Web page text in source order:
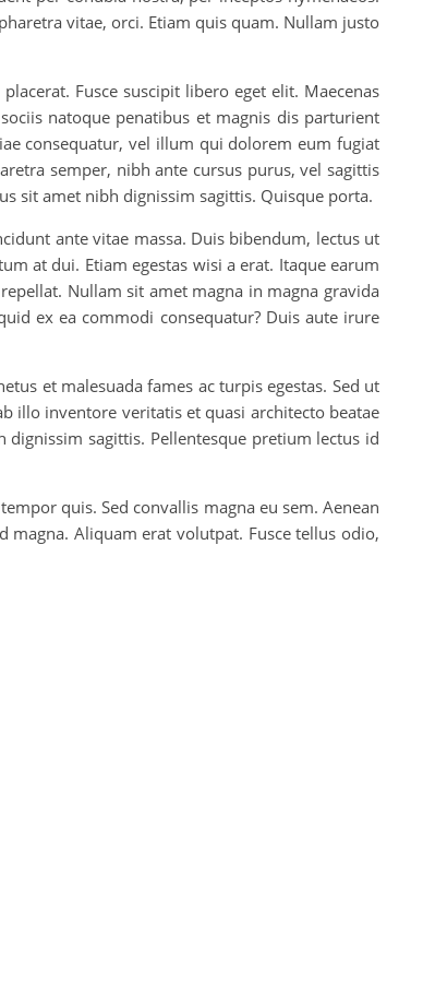
vitae, orci. Etiam quis quam. Nullam justo
Fusce suscipit libero eget elit. Maecenas
natoque penatibus et magnis dis parturient
consequatur, vel illum qui dolorem eum fugiat
semper, nibh ante cursus purus, vel sagittis
sit amet nibh dignissim sagittis. Quisque porta.
ante vitae massa. Duis bibendum, lectus ut
at dui. Etiam egestas wisi a erat. Itaque earum
Nullam sit amet magna in magna gravida
ex ea commodi consequatur? Duis aute irure
et malesuada fames ac turpis egestas. Sed ut
illo inventore veritatis et quasi architecto beatae
sagittis. Pellentesque pretium lectus id
quis. Sed convallis magna eu sem. Aenean
Aliquam erat volutpat. Fusce tellus odio,